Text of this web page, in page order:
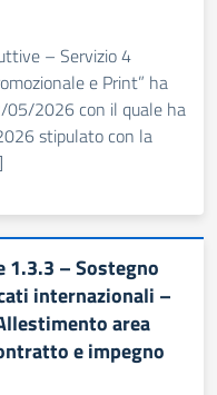
– Servizio 4
e Print” ha
05/2026 con il quale ha
stipulato con la
1.3.3 – Sostegno
internazionali –
area
e impegno